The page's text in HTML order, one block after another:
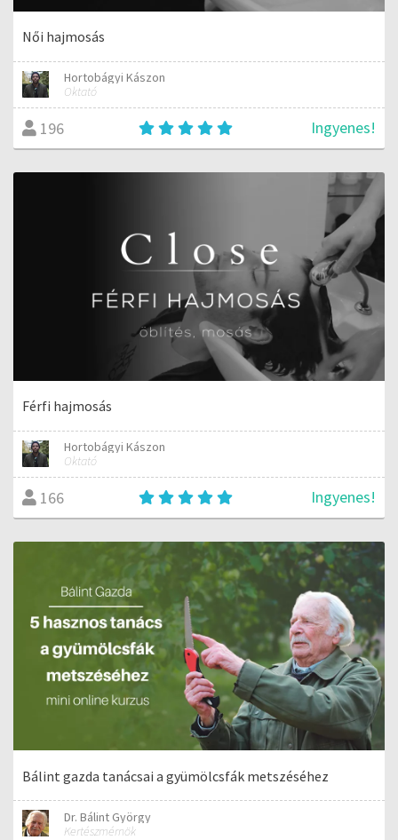
Női hajmosás
Hortobágyi Kászon
Oktató
196 Ingyenes!
Férfi hajmosás
Hortobágyi Kászon
Oktató
166 Ingyenes!
Bálint gazda tanácsai a gyümölcsfák metszéséhez
Dr. Bálint György
Kertészmérnök